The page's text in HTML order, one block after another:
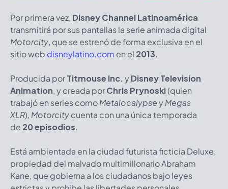
Por primera vez, Disney Channel Latinoamérica
transmitirá por sus pantallas la serie animada digital
Motorcity, que se estrenó de forma exclusiva en el
sitio web disneylatino.com en el 2013.
Producida porTitmouse Inc.yDisney Television
Animation, y creada porChris Prynoski(quien
trabajó en series comoMetalocalypseyMegas
XLR), Motorcitycuenta con una única temporada
de 20 episodios.
Está ambientada en la ciudad futurista ficticia Deluxe,
propiedad del malvado multimillonario Abraham
Kane, que gobierna a los ciudadanos bajo leyes